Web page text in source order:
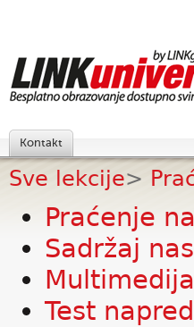
Kontakt
Sve lekcije>
Praćenje
Sadržaj
Multimedija
Test